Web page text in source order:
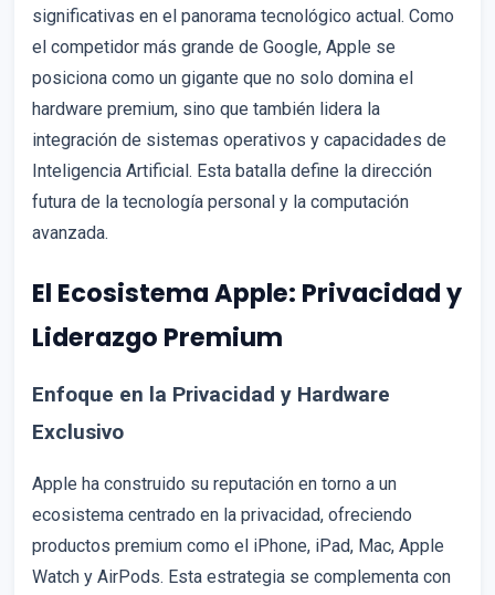
significativas en el panorama tecnológico actual. Como
el competidor más grande de Google, Apple se
posiciona como un gigante que no solo domina el
hardware premium, sino que también lidera la
integración de sistemas operativos y capacidades de
Inteligencia Artificial. Esta batalla define la dirección
futura de la tecnología personal y la computación
avanzada.
El Ecosistema Apple: Privacidad y
Liderazgo Premium
Enfoque en la Privacidad y Hardware
Exclusivo
Apple ha construido su reputación en torno a un
ecosistema centrado en la privacidad, ofreciendo
productos premium como el iPhone, iPad, Mac, Apple
Watch y AirPods. Esta estrategia se complementa con